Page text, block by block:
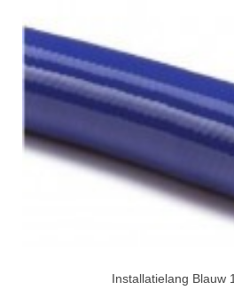
Installatielang Blauw